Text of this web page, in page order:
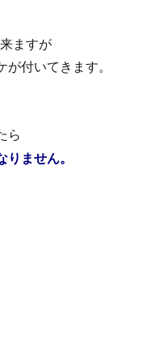
ますが
付いてきます。
ら
ません。